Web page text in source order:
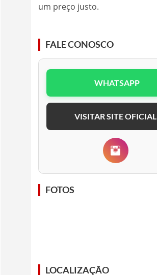
um preço justo.
FALE CONOSCO
WHATSAPP
VISITAR SITE OFICIAL
FOTOS
LOCALIZAÇÃO